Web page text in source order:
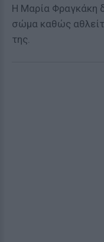
Η Μαρία Φραγκάκη
σώμα καθώς
της.